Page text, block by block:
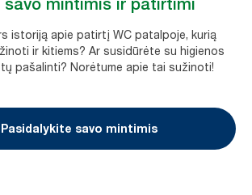
istoriją apie patirtį WC patalpoje, kurią
ir kitiems? Ar susidūrėte su higienos
pašalinti? Norėtume apie tai sužinoti!
Pasidalykite savo mintimis